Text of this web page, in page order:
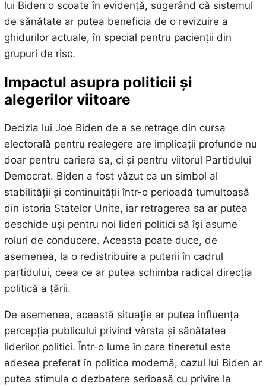
lui Biden o scoate în evidență, sugerând că sistemul
de sănătate ar putea beneficia de o revizuire a
ghidurilor actuale, în special pentru pacienții din
grupuri de risc.
Impactul asupra politicii și
alegerilor viitoare
Decizia lui Joe Biden de a se retrage din cursa
electorală pentru realegere are implicații profunde nu
doar pentru cariera sa, ci și pentru viitorul Partidului
Democrat. Biden a fost văzut ca un simbol al
stabilității și continuității într-o perioadă tumultoasă
din istoria Statelor Unite, iar retragerea sa ar putea
deschide uși pentru noi lideri politici să își asume
roluri de conducere. Aceasta poate duce, de
asemenea, la o redistribuire a puterii în cadrul
partidului, ceea ce ar putea schimba radical direcția
politică a țării.
De asemenea, această situație ar putea influența
percepția publicului privind vârsta și sănătatea
liderilor politici. Într-o lume în care tineretul este
adesea preferat în politica modernă, cazul lui Biden ar
putea stimula o dezbatere serioasă cu privire la